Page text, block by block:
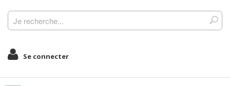
Se connecter